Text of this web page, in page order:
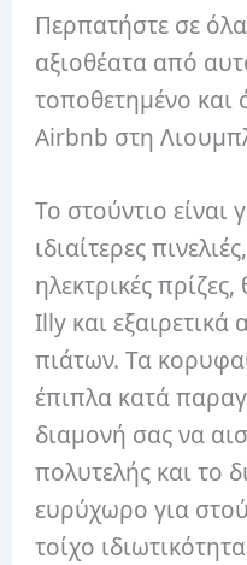
Περπατήστε σε
αξιοθέατα από
τοποθετημένο
Airbnb στη
Το στούντιο είναι
ιδιαίτερες
ηλεκτρικές
Illy και
πιάτων. Τα
έπιπλα κατά
διαμονή σας να
πολυτελής και το
ευρύχωρο για
τοίχο